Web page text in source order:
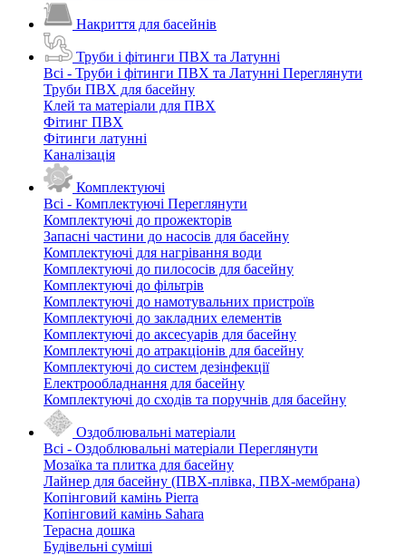
Накриття для басейнів
Труби і фітинги ПВХ та Латунні
Всі - Труби і фітинги ПВХ та Латунні Переглянути
Труби ПВХ для басейну
Клей та матеріали для ПВХ
Фітинг ПВХ
Фітинги латунні
Каналізація
Комплектуючі
Всі - Комплектуючі Переглянути
Комплектуючі до прожекторів
Запасні частини до насосів для басейну
Комплектуючі для нагрівання води
Комплектуючі до пилососів для басейну
Комплектуючі до фільтрів
Комплектуючі до намотувальних пристроїв
Комплектуючі до закладних елементів
Комплектуючі до аксесуарів для басейну
Комплектуючі до атракціонів для басейну
Комплектуючі до систем дезінфекції
Електрообладнання для басейну
Комплектуючі до сходів та поручнів для басейну
Оздоблювальні матеріали
Всі - Оздоблювальні матеріали Переглянути
Мозаїка та плитка для басейну
Лайнер для басейну (ПВХ-плівка, ПВХ-мембрана)
Копінговий камінь Pierra
Копінговий камінь Sahara
Терасна дошка
Будівельні суміші